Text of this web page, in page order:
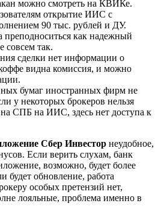
можно смотреть на КВИКе.
открытие ИИС с
90 тыс. рублей и ДУ.
как надежный
совсем так.
сделки нет информации о
видна комиссия, и можно
бумаг иностранных фирм не
у некоторых брокеров нельзя
на СПБ на ИИС, здесь нет доступа к
Сбер Инвестор неудобное,
Если верить слухам, банк
возможно, будет более
будет обновление, работа
особых претензий нет,
лояльные, проблема именно в